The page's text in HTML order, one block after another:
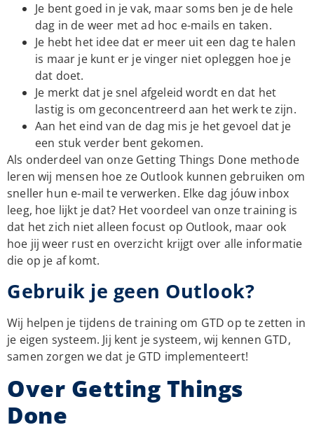
Je bent goed in je vak, maar soms ben je de hele
dag in de weer met ad hoc e-mails en taken.
Je hebt het idee dat er meer uit een dag te halen
is maar je kunt er je vinger niet opleggen hoe je
dat doet.
Je merkt dat je snel afgeleid wordt en dat het
lastig is om geconcentreerd aan het werk te zijn.
Aan het eind van de dag mis je het gevoel dat je
een stuk verder bent gekomen.
Als onderdeel van onze Getting Things Done methode
leren wij mensen hoe ze Outlook kunnen gebruiken om
sneller hun e-mail te verwerken. Elke dag jóuw inbox
leeg, hoe lijkt je dat? Het voordeel van onze training is
dat het zich niet alleen focust op Outlook, maar ook
hoe jij weer rust en overzicht krijgt over alle informatie
die op je af komt.
Gebruik je geen Outlook?
Wij helpen je tijdens de training om GTD op te zetten in
je eigen systeem. Jij kent je systeem, wij kennen GTD,
samen zorgen we dat je GTD implementeert!
Over Getting Things
Done